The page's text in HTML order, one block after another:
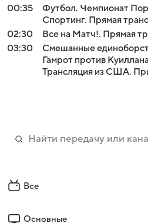
00:35
Футбол. Чемпионат
Спортинг. Прямая
02:30
Все на Матч!. Прямая
03:30
Смешанные
Гамрот против
Трансляция из США.
Все
Основные